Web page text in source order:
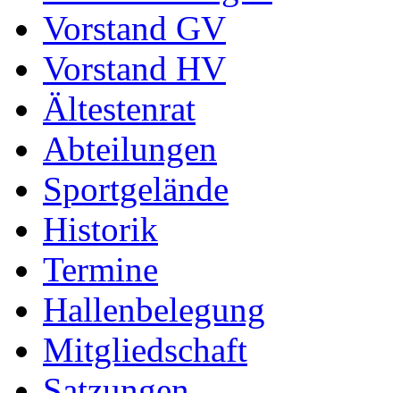
Vorstand GV
Vorstand HV
Ältestenrat
Abteilungen
Sportgelände
Historik
Termine
Hallenbelegung
Mitgliedschaft